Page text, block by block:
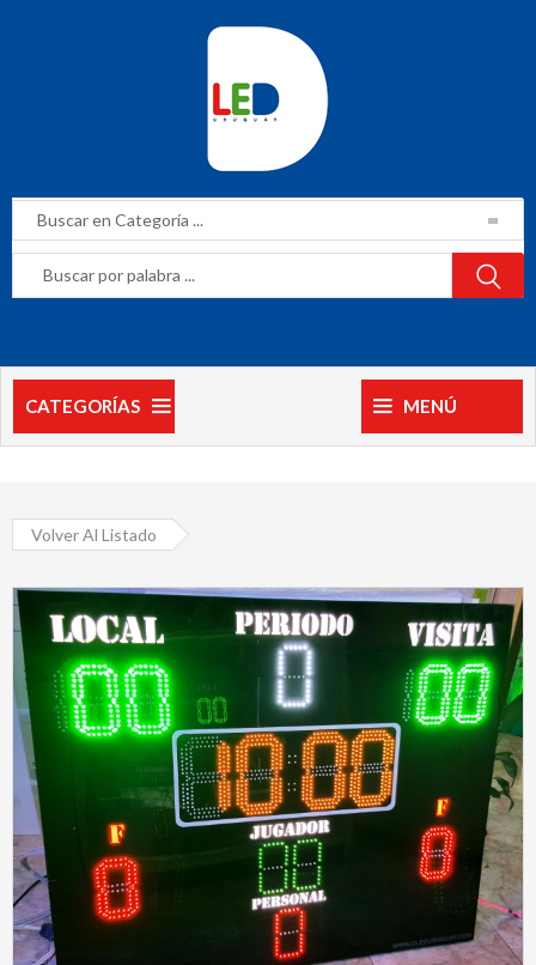
CATEGORÍAS MENÚ
Volver Al Listado